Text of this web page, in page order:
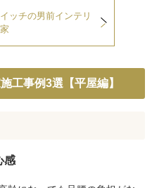
ッチの男前インテリ
工事例3選【平屋編】
感